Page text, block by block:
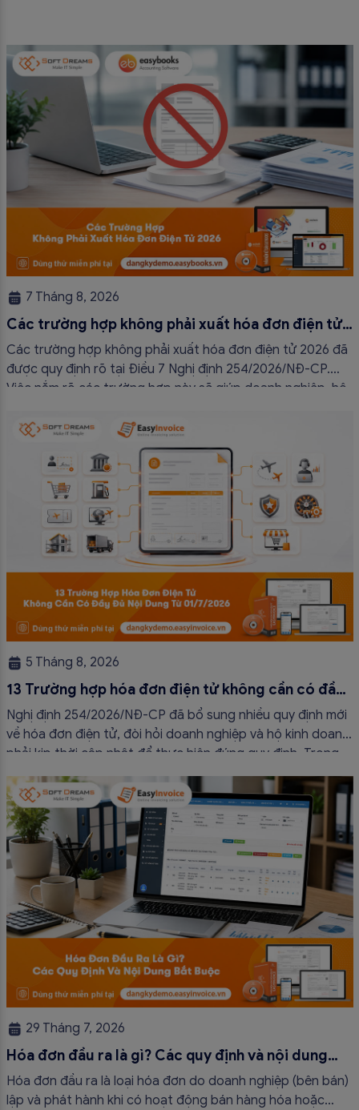
7 Tháng 8, 2026
Các trường hợp không phải xuất hóa đơn điện tử
2026
Các trường hợp không phải xuất hóa đơn điện tử 2026 đã
được quy định rõ tại Điều 7 Nghị định 254/2026/NĐ-CP.
Việc nắm rõ các trường hợp này sẽ giúp doanh nghiệp, hộ
tránh lập hóa đơn không cần thiết hoặc áp […]
5 Tháng 8, 2026
13 Trường hợp hóa đơn điện tử không cần có đầy
đủ nội dung từ 01/7/2026
Nghị định 254/2026/NĐ-CP đã bổ sung nhiều quy định mới
về hóa đơn điện tử, đòi hỏi doanh nghiệp và hộ kinh doanh
phải kịp thời cập nhật để thực hiện đúng quy định. Trong
bài viết này, hóa đơn điện tử EasyInvoice sẽ chia sẻ 13
trường hợp hóa đơn điện tử không cần […]
29 Tháng 7, 2026
Hóa đơn đầu ra là gì? Các quy định và nội dung
bắt buộc mới nhất
Hóa đơn đầu ra là loại hóa đơn do doanh nghiệp (bên bán)
lập và phát hành khi có hoạt động bán hàng hóa hoặc